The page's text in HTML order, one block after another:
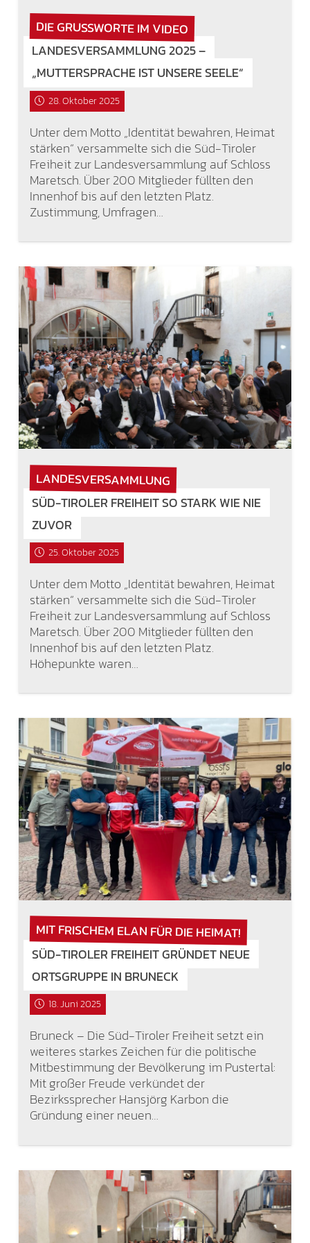
DIE GRUSSWORTE IM VIDEO
LANDESVERSAMMLUNG 2025 –
„MUTTERSPRACHE IST UNSERE SEELE“
28. Oktober 2025
Unter dem Motto „Identität bewahren, Heimat
stärken“ versammelte sich die Süd-Tiroler
Freiheit zur Landesversammlung auf Schloss
Maretsch. Über 200 Mitglieder füllten den
Innenhof bis auf den letzten Platz.
Zustimmung, Umfragen…
LANDESVERSAMMLUNG
SÜD-TIROLER FREIHEIT SO STARK WIE NIE
ZUVOR
25. Oktober 2025
Unter dem Motto „Identität bewahren, Heimat
stärken“ versammelte sich die Süd-Tiroler
Freiheit zur Landesversammlung auf Schloss
Maretsch. Über 200 Mitglieder füllten den
Innenhof bis auf den letzten Platz.
Höhepunkte waren…
MIT FRISCHEM ELAN FÜR DIE HEIMAT!
SÜD-TIROLER FREIHEIT GRÜNDET NEUE
ORTSGRUPPE IN BRUNECK
18. Juni 2025
Bruneck – Die Süd-Tiroler Freiheit setzt ein
weiteres starkes Zeichen für die politische
Mitbestimmung der Bevölkerung im Pustertal:
Mit großer Freude verkündet der
Bezirkssprecher Hansjörg Karbon die
Gründung einer neuen…